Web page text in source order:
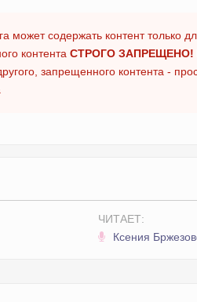
может содержать контент только
контента СТРОГО ЗАПРЕЩЕНО!
запрещенного контента -
ЧИТАЕТ:
Ксения